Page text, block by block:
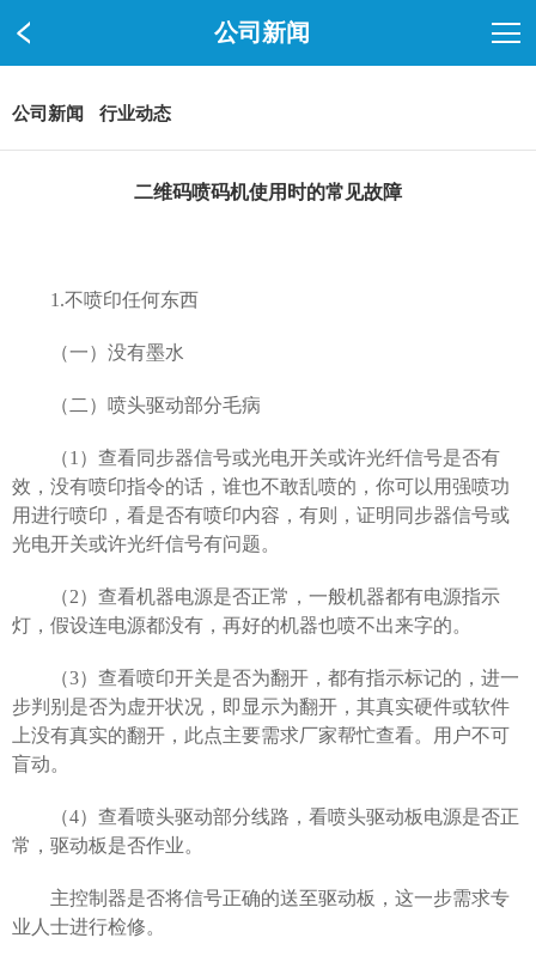
公司新闻
公司新闻 行业动态
二维码喷码机使用时的常见故障
1.不喷印任何东西
（一）没有墨水
（二）喷头驱动部分毛病
（1）查看同步器信号或光电开关或许光纤信号是否有
效，没有喷印指令的话，谁也不敢乱喷的，你可以用强喷功
用进行喷印，看是否有喷印内容，有则，证明同步器信号或
光电开关或许光纤信号有问题。
（2）查看机器电源是否正常，一般机器都有电源指示
灯，假设连电源都没有，再好的机器也喷不出来字的。
（3）查看喷印开关是否为翻开，都有指示标记的，进一
步判别是否为虚开状况，即显示为翻开，其真实硬件或软件
上没有真实的翻开，此点主要需求厂家帮忙查看。用户不可
盲动。
（4）查看喷头驱动部分线路，看喷头驱动板电源是否正
常，驱动板是否作业。
主控制器是否将信号正确的送至驱动板，这一步需求专
业人士进行检修。